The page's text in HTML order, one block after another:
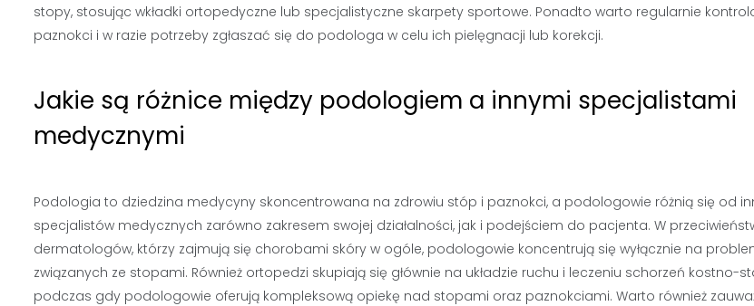
stopy, stosując wkładki ortopedyczne lub specjalistyczne skarpety sportowe. Ponadto warto regularnie
paznokci i w razie potrzeby zgłaszać się do podologa w celu ich pielęgnacji lub korekcji.
Jakie są różnice między podologiem a innymi specjalistami
medycznymi
Podologia to dziedzina medycyny skoncentrowana na zdrowiu stóp i paznokci, a podologowie różnią się od
specjalistów medycznych zarówno zakresem swojej działalności, jak i podejściem do pacjenta. W
dermatologów, którzy zajmują się chorobami skóry w ogóle, podologowie koncentrują się wyłącznie na
związanych ze stopami. Również ortopedzi skupiają się głównie na układzie ruchu i leczeniu schorzeń kostno-
podczas gdy podologowie oferują kompleksową opiekę nad stopami oraz paznokciami. Warto również